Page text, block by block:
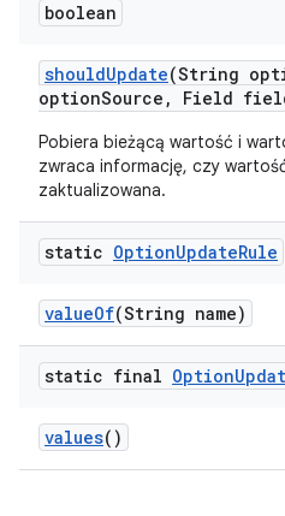
boolean
shouldUpdate(String
optionSource , Field
Pobiera bieżącą wartość i
zwraca informację, czy
zaktualizowana.
static OptionUpdateRule
valueOf(String name)
static final Option
values()